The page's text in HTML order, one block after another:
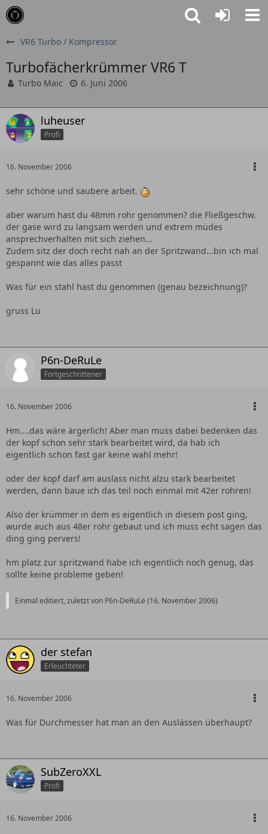
VR6 Turbo / Kompressor
Turbofächerkrümmer VR6 T
Turbo Maic 6. Juni 2006
luheuser
Profi
16. November 2006
sehr schöne und saubere arbeit.
aber warum hast du 48mm rohr genommen? die Fließgeschw.
der gase wird zu langsam werden und extrem müdes
ansprechverhalten mit sich ziehen...
Zudem sitz der doch recht nah an der Spritzwand...bin ich mal
gespannt wie das alles passt
Was für ein stahl hast du genommen (genau bezeichnung)?
gruss Lu
P6n-DeRuLe
Fortgeschrittener
16. November 2006
Hm....das wäre ärgerlich! Aber man muss dabei bedenken das
der kopf schon sehr stark bearbeitet wird, da hab ich
eigentlich schon fast gar keine wahl mehr!
oder der kopf darf am auslass nicht alzu stark bearbeitet
werden, dann baue ich das teil noch einmal mit 42er rohren!
Also der krümmer in dem es eigentlich in diesem post ging,
wurde auch aus 48er rohr gebaut und ich muss echt sagen das
ding ging pervers!
hm platz zur spritzwand habe ich eigentlich noch genug, das
sollte keine probleme geben!
Einmal editiert, zuletzt von P6n-DeRuLe (16. November 2006)
der stefan
Erleuchteter
16. November 2006
Was für Durchmesser hat man an den Auslässen überhaupt?
SubZeroXXL
Profi
16. November 2006